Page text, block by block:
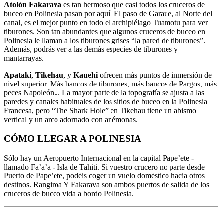
Atolón Fakarava es tan hermoso que casi todos los cruceros de
buceo en Polinesia pasan por aquí. El paso de Garaue, al Norte del
canal, es el mejor punto en todo el archipiélago Tuamotu para ver
tiburones. Son tan abundantes que algunos cruceros de buceo en
Polinesia le llaman a los tiburones grises “la pared de tiburones”.
Además, podrás ver a las demás especies de tiburones y
mantarrayas.
Apataki, Tikehau, y Kauehi ofrecen más puntos de inmersión de
nivel superior. Más bancos de tiburones, más bancos de Pargos, más
peces Napoleón... La mayor parte de la topografía se ajusta a las
paredes y canales habituales de los sitios de buceo en la Polinesia
Francesa, pero “The Shark Hole” en Tikehau tiene un abismo
vertical y un arco adornado con anémonas.
CÓMO LLEGAR A POLINESIA
Sólo hay un Aeropuerto Internacional en la capital Pape’ete -
llamado Fa’a’a - Isla de Tahiti. Si vuestro crucero no parte desde
Puerto de Pape’ete, podéis coger un vuelo doméstico hacia otros
destinos. Rangiroa Y Fakarava son ambos puertos de salida de los
cruceros de buceo vida a bordo Polinesia.